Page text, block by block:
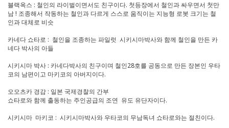
블랙옥스 : 철인의 라이벌이면서도 친구이다. 첫등장에서 철인과 싸우면서 첫만
남 ! 조종해서 작동하는 철인과 다르게 스스로 움직이는 지능형 로봇 크기는 철
인과 대체로 비슷
카네다 쇼타로 : 철인을 조종하는 파일럿 시키시마박사와 함께 철인을 만든 카
네다 박사의 아들
시키시마 박사 : 카네다박사의 친구이며 철인28호를 공동으로 만든 장본인 우타
코의 남편이고 마키코의 아버지이다.
오오츠카 경감 : 일본 국제경찰의 간부
쇼타로와 함께 출동하는 주인공급의 조연 유도 유단자이다.
시키시마 마키코 : 시키시마박사와 우타코의 무남독녀 쇼타로와는 절친이다.